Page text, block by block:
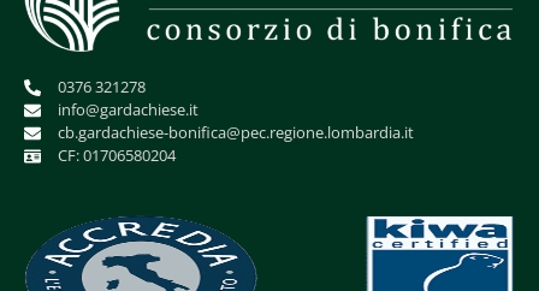
0376 321278
info@gardachiese.it
cb.gardachiese-bonifica@pec.regione.lombardia.it
CF: 01706580204